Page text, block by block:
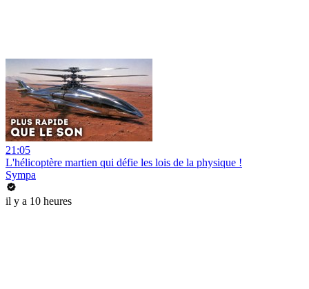
21:05
L'hélicoptère martien qui défie les lois de la physique !
Sympa
il y a 10 heures